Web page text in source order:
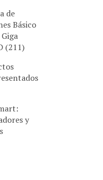
de
Básico
(211)
y